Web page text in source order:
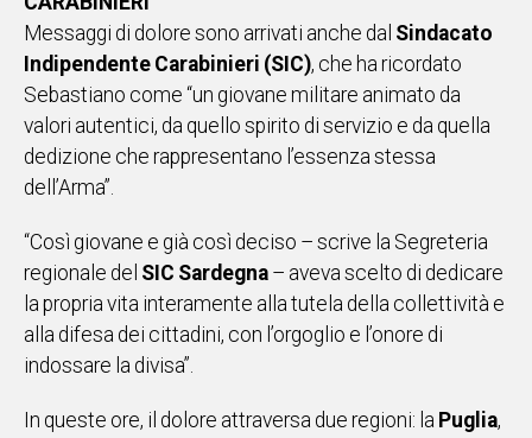
Messaggi di dolore sono arrivati anche dal Sindacato
Indipendente Carabinieri (SIC), che ha ricordato
Sebastiano come “un giovane militare animato da
valori autentici, da quello spirito di servizio e da quella
dedizione che rappresentano l’essenza stessa
dell’Arma”.
“Così giovane e già così deciso – scrive la Segreteria
regionale del SIC Sardegna – aveva scelto di dedicare
la propria vita interamente alla tutela della collettività e
alla difesa dei cittadini, con l’orgoglio e l’onore di
indossare la divisa”.
In queste ore, il dolore attraversa due regioni: la Puglia,